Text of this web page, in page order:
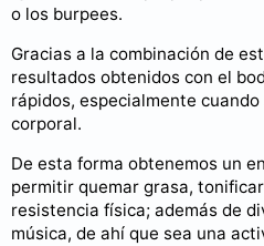
o los burpees.
Gracias a la combinación de
resultados obtenidos con el
rápidos, especialmente
corporal.
De esta forma obtenemos un
permitir quemar grasa,
resistencia física; además de
música, de ahí que sea una